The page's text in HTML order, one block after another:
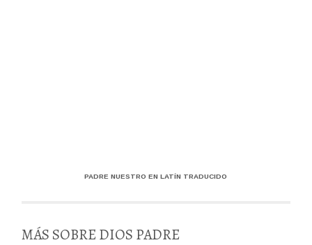
PADRE NUESTRO EN LATÍN TRADUCIDO
MÁS SOBRE DIOS PADRE